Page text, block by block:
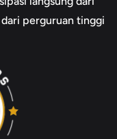
perguruan tinggi